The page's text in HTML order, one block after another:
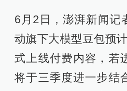
6月2日，澎湃新闻记
动旗下大模型豆包预
式上线付费内容，若
将于三季度进一步结